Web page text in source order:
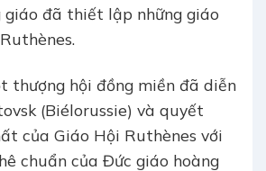
giáo đã thiết lập những giáo
thượng hội đồng miền đã diễn
(Biélorussie) và quyết
của Giáo Hội Ruthènes với
chuẩn của Đức giáo hoàng